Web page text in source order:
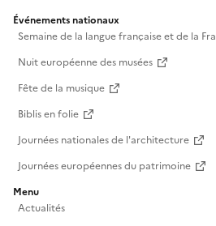
Événements nationaux
Semaine de la langue française et de la
Nuit européenne des musées
Fête de la musique
Biblis en folie
Journées nationales de l'architecture
Journées européennes du patrimoine
Menu
Actualités